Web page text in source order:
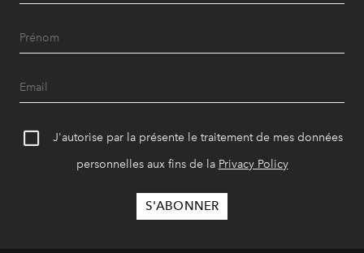
J'autorise par la présente le traitement de mes données
personnelles aux fins de la Privacy Policy